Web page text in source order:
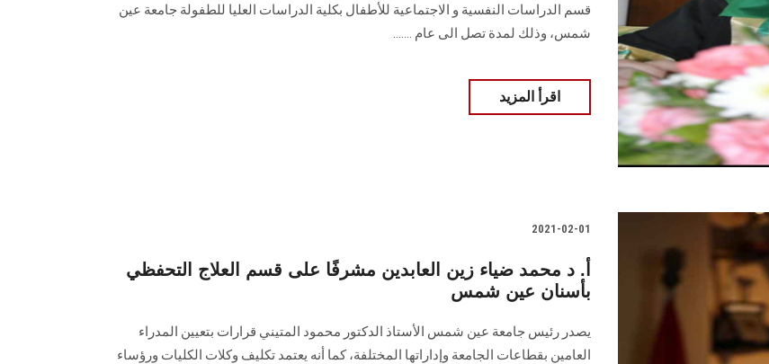
قسم الدراسات النفسية و الاجتماعية للأطفال بكلية الدراسات العليا للطفولة جامعة عين
شمس، وذلك لمدة تصل الى عام .......
اقرأ المزيد
2021-02-01
أ. د محمد ضياء زين العابدين مشرفًا على قسم العلاج التحفظي
بأسنان عين شمس
يصدر رئيس جامعة عين شمس الأستاذ الدكتور محمود المتيني قرارات بتعيين المدراء
العامين بقطاعات الجامعة وإداراتها المختلفة، كما أنه يعتمد تكليف وكلات الكليات ورؤساء